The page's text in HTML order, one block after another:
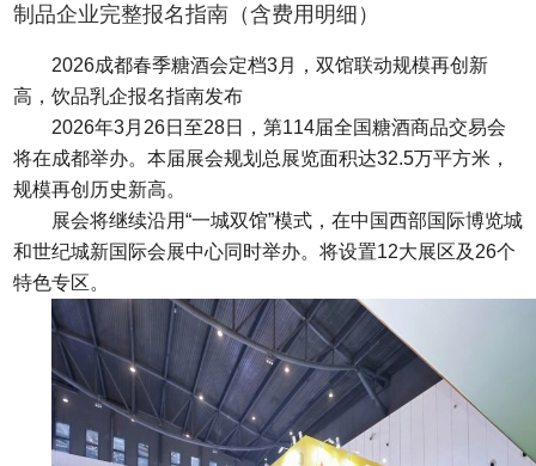
制品企业完整报名指南（含费用明细）
2026成都春季糖酒会定档3月，双馆联动规模再创新
高，饮品乳企报名指南发布
2026年3月26日至28日，第114届全国糖酒商品交易会
将在成都举办。本届展会规划总展览面积达32.5万平方米，
规模再创历史新高。
展会将继续沿用“一城双馆”模式，在中国西部国际博览城
和世纪城新国际会展中心同时举办。将设置12大展区及26个
特色专区。